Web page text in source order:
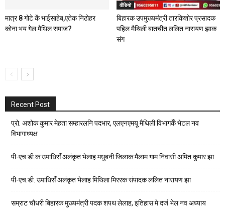
मात्र 8 गोटे कें भाईसाहेब,एतेक निठोहर
कोना भय गेल मैथिल समाज?
वीडियो
बिहारक उपमुख्यमंत्री तारकिशोर प्रसादक
पहिल मैथिली बातचीत ललित नारायण झाक
संग
Recent Post
प्रो. अशोक कुमार मेहता सम्हारलनि पदभार, एलएनएमयू मैथिली विभागकेँ भेटल नव
विभागाध्यक्ष
पी-एच.डी.क उपाधिसँ अलंकृत भेलाह मधुबनी जिलाक मैलाम गाम निवासी अमित कुमार झा
पी-एच.डी. उपाधिसँ अलंकृत भेलाह मिथिला मिररक संपादक ललित नारायण झा
सम्राट चौधरी बिहारक मुख्यमंत्री पदक शपथ लेलाह, इतिहास मे दर्ज भेल नव अध्याय